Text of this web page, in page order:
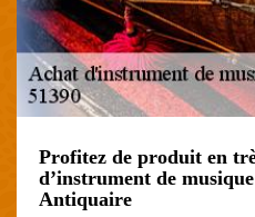
Profitez de produit en
d’instrument de
Antiquaire